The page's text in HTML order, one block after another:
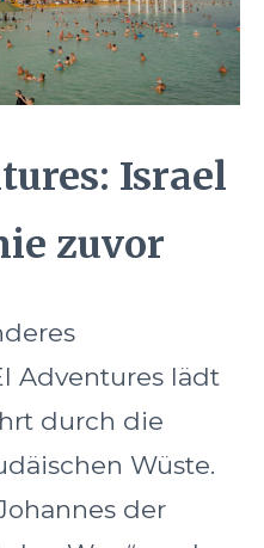
Israel
zuvor
Adventures lädt
durch die
Wüste.
der